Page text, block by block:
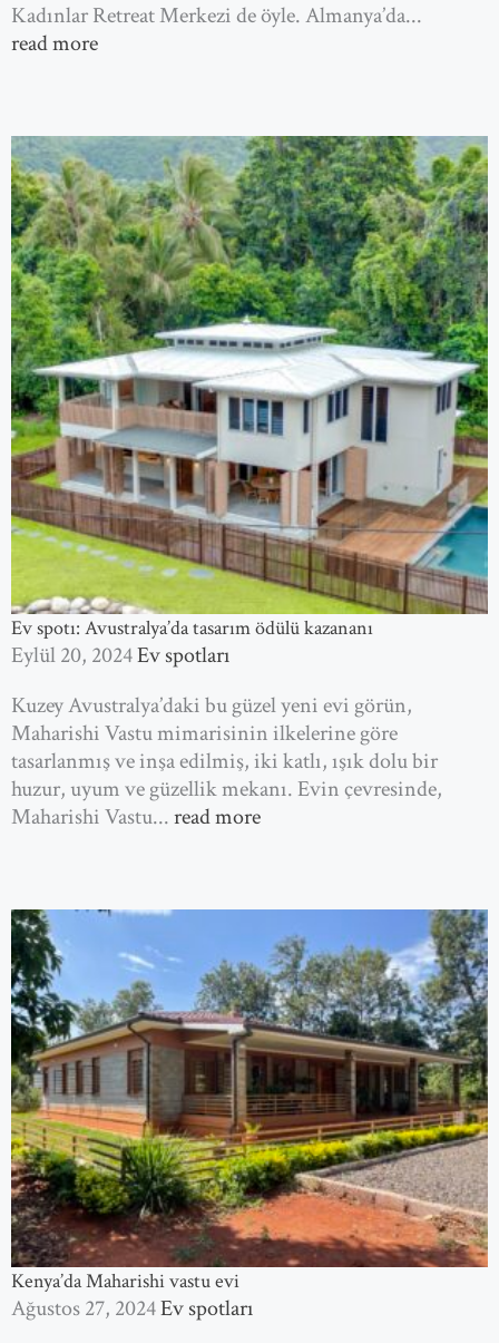
Kadınlar Retreat Merkezi de öyle. Almanya’da...
read more
Ev spotı: Avustralya’da tasarım ödülü kazananı
Eylül 20, 2024Ev spotları
Kuzey Avustralya’daki bu güzel yeni evi görün,
Maharishi Vastu mimarisinin ilkelerine göre
tasarlanmış ve inşa edilmiş, iki katlı, ışık dolu bir
huzur, uyum ve güzellik mekanı. Evin çevresinde,
Maharishi Vastu...read more
Kenya’da Maharishi vastu evi
Ağustos 27, 2024Ev spotları